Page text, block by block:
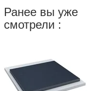
Ранее вы уже
смотрели :